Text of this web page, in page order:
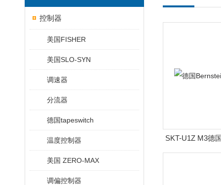
控制器
美国FISHER
美国SLO-SYN
调速器
分流器
德国tapeswitch
温度控制器
美国 ZERO-MAX
调偏控制器
SKT-U1Z M3德
器